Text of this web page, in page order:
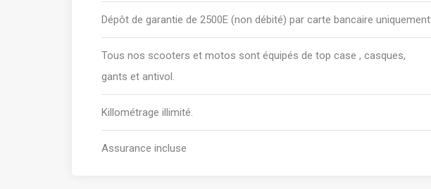
Dépôt de garantie de 2500E (non débité) par carte bancaire uniquement
Tous nos scooters et motos sont équipés de top case , casques,
gants et antivol.
Killométrage illimité.
Assurance incluse